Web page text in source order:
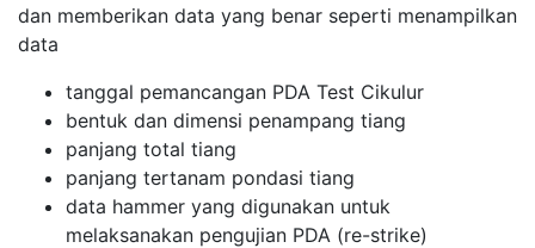
dan memberikan data yang benar seperti menampilkan
data
tanggal pemancangan PDA Test Cikulur
bentuk dan dimensi penampang tiang
panjang total tiang
panjang tertanam pondasi tiang
data hammer yang digunakan untuk
melaksanakan pengujian PDA (re-strike)